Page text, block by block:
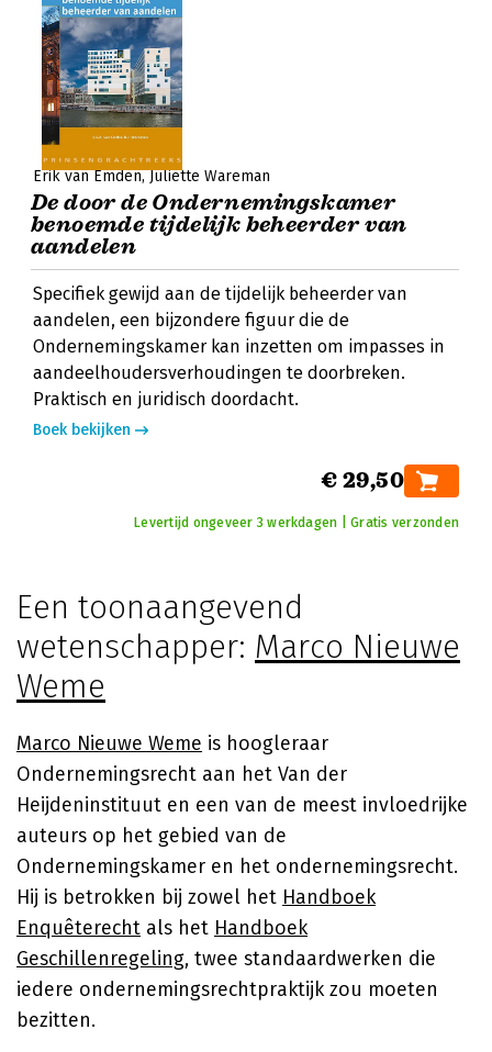
Erik van Emden Juliette Wareman
De door de Ondernemingskamer
benoemde tijdelijk beheerder van
aandelen
Specifiek gewijd aan de tijdelijk beheerder van
aandelen, een bijzondere figuur die de
Ondernemingskamer kan inzetten om impasses in
aandeelhoudersverhoudingen te doorbreken.
Praktisch en juridisch doordacht.
Boek bekijken
€ 29,50
Levertijd ongeveer 3 werkdagen | Gratis verzonden
Een toonaangevend
wetenschapper: Marco Nieuwe
Weme
Marco Nieuwe Weme is hoogleraar
Ondernemingsrecht aan het Van der
Heijdeninstituut en een van de meest invloedrijke
auteurs op het gebied van de
Ondernemingskamer en het ondernemingsrecht.
Hij is betrokken bij zowel het Handboek
Enquêterecht als het Handboek
Geschillenregeling, twee standaardwerken die
iedere ondernemingsrechtpraktijk zou moeten
bezitten.